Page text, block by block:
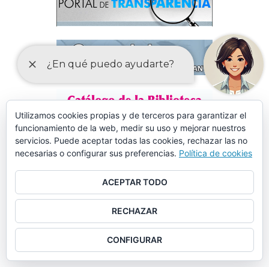
Utilizamos cookies propias y de terceros para garantizar el
funcionamiento de la web, medir su uso y mejorar nuestros
servicios. Puede aceptar todas las cookies, rechazar las no
necesarias o configurar sus preferencias. Política de cookies
ACEPTAR TODO
RECHAZAR
CONFIGURAR